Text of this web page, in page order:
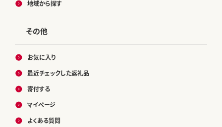
地域から探す
その他
お気に入り
最近チェックした返礼品
寄付する
マイページ
よくある質問